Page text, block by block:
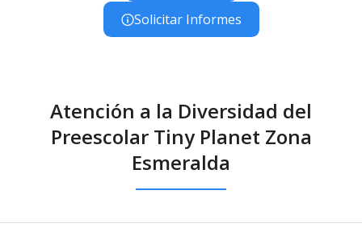
Solicitar Informes
Atención a la Diversidad del
Preescolar Tiny Planet Zona
Esmeralda